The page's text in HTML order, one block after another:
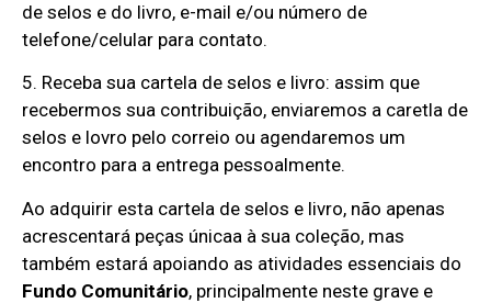
de selos e do livro, e-mail e/ou número de
telefone/celular para contato.
5. Receba sua cartela de selos e livro: assim que
recebermos sua contribuição, enviaremos a caretla de
selos e lovro pelo correio ou agendaremos um
encontro para a entrega pessoalmente.
Ao adquirir esta cartela de selos e livro, não apenas
acrescentará peças únicaa à sua coleção, mas
também estará apoiando as atividades essenciais do
Fundo Comunitário, principalmente neste grave e